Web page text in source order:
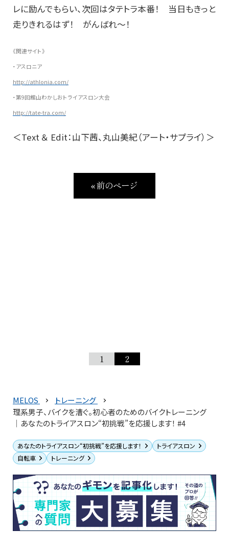
レに励んでもらい、次回はタテトラ本番！ 当日もきっと
走りきれるはず！ がんばれ～！
《関連サイト》
・アスロニア
http://athlonia.com/
・第9回館山わかしおトライアスロン大会
http://tate-tra.com/
＜Text ＆ Edit：山下茜、丸山美紀（アート・サプライ）＞
« 前のページ
1 2
MELOS
トレーニング
理系男子、バイクを漕ぐ。初心者のためのバイクトレーニング
│あなたのトライアスロン“初挑戦”を応援します！ #4
あなたのトライアスロン“初挑戦”を応援します！
トライアスロン
自転車
トレーニング